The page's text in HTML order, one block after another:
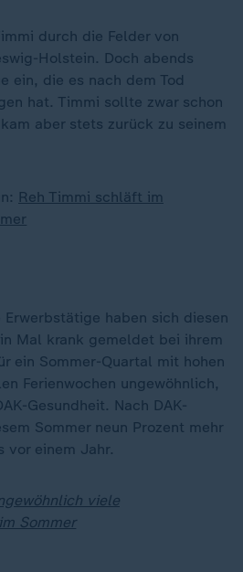
durch die Felder von
Holstein. Doch abends
ein, die es nach dem Tod
hat. Timmi sollte zwar schon
aber stets zurück zu seinem
Reh Timmi schläft im
Erwerbstätige haben sich diesen
Mal krank gemeldet bei ihrem
ein Sommer-Quartal mit hohen
Ferienwochen ungewöhnlich,
Gesundheit. Nach DAK-
Sommer neun Prozent mehr
vor einem Jahr.
viele
Sommer